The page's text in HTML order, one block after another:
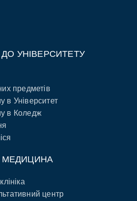
УНІВЕРСИТЕТУ
предметів
в Університет
в Коледж
МЕДИЦИНА
центр